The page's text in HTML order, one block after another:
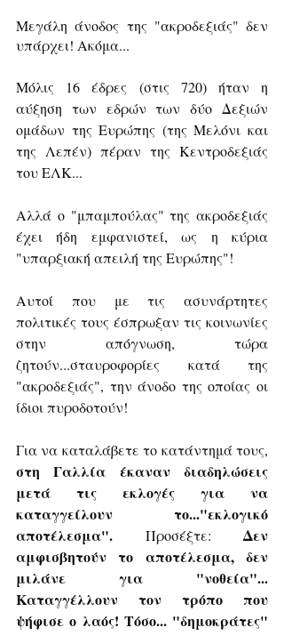
Μεγάλη άνοδος της "ακροδεξιάς" δεν
υπάρχει! Ακόμα...
Μόλις 16 έδρες (στις 720) ήταν η
αύξηση των εδρών των δύο Δεξιών
ομάδων της Ευρώπης (της Μελόνι και
της Λεπέν) πέραν της Κεντροδεξιάς
του ΕΛΚ...
Αλλά ο "μπαμπούλας" της ακροδεξιάς
έχει ήδη εμφανιστεί, ως η κύρια
"υπαρξιακή απειλή της Ευρώπης"!
Αυτοί που με τις ασυνάρτητες
πολιτικές τους έσπρωξαν τις κοινωνίες
στην απόγνωση, τώρα
ζητούν...σταυροφορίες κατά της
"ακροδεξιάς", την άνοδο της οποίας οι
ίδιοι πυροδοτούν!
στη Γαλλία έκαναν διαδηλώσεις
μετά τις εκλογές για να
καταγγείλουν το..."εκλογικό
αποτέλεσμα". Προσέξτε: Δεν
αμφισβητούν το αποτέλεσμα, δεν
μιλάνε για "νοθεία"...
Καταγγέλλουν τον τρόπο που
ψήφισε ο λαός! Τόσο... "δημοκράτες"